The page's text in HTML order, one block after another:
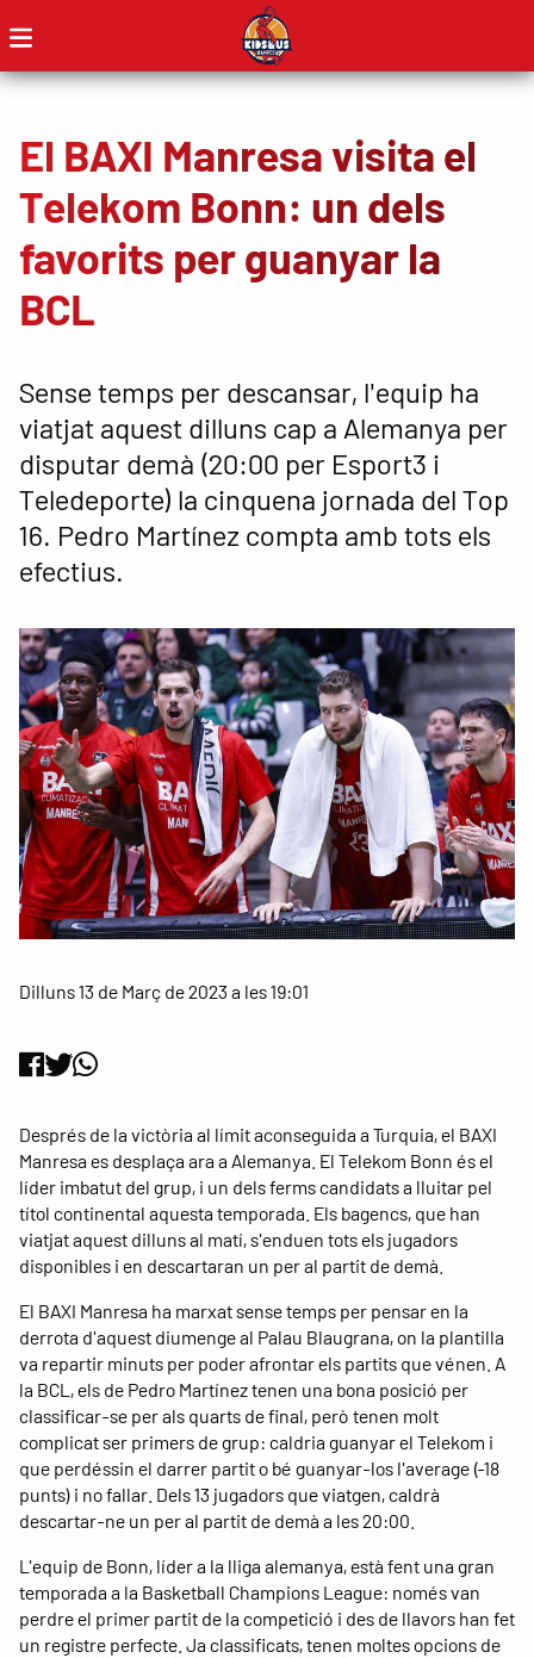
El BAXI Manresa visita el
Telekom Bonn: un dels
favorits per guanyar la
BCL
Sense temps per descansar, l'equip ha
viatjat aquest dilluns cap a Alemanya per
disputar demà (20:00 per Esport3 i
Teledeporte) la cinquena jornada del Top
16. Pedro Martínez compta amb tots els
efectius.
Dilluns 13 de Març de 2023 a les 19:01
Després de la victòria al límit aconseguida a Turquia, el BAXI
Manresa es desplaça ara a Alemanya. El Telekom Bonn és el
líder imbatut del grup, i un dels ferms candidats a lluitar pel
títol continental aquesta temporada. Els bagencs, que han
viatjat aquest dilluns al matí, s'enduen tots els jugadors
disponibles i en descartaran un per al partit de demà.
El BAXI Manresa ha marxat sense temps per pensar en la
derrota d'aquest diumenge al Palau Blaugrana, on la plantilla
va repartir minuts per poder afrontar els partits que vénen. A
la BCL, els de Pedro Martínez tenen una bona posició per
classificar-se per als quarts de final, però tenen molt
complicat ser primers de grup: caldria guanyar el Telekom i
que perdéssin el darrer partit o bé guanyar-los l'average (-18
punts) i no fallar. Dels 13 jugadors que viatgen, caldrà
descartar-ne un per al partit de demà a les 20:00.
L'equip de Bonn, líder a la lliga alemanya, està fent una gran
temporada a la Basketball Champions League: només van
perdre el primer partit de la competició i des de llavors han fet
un registre perfecte. Ja classificats, tenen moltes opcions de